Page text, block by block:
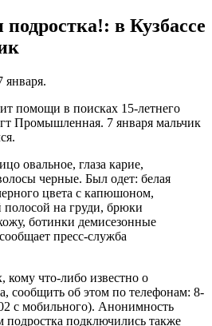
в Кузбассе
января.
помощи в поисках 15-летнего
Промышленная. 7 января мальчик
овальное, глаза карие,
черные. Был одет: белая
цвета с капюшоном,
полосой на груди, брюки
ботинки демисезонные
пресс-служба
кому что-либо известно о
сообщить об этом по телефонам: 8-
с мобильного). Анонимность
подростка подключились также